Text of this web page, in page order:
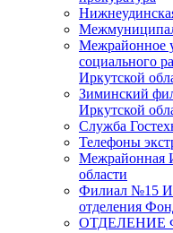
Межрайонное
социального
Иркутской
Зиминский
Иркутской
Служба
Телефоны
Межрайонная
области
Филиал №15
отделения